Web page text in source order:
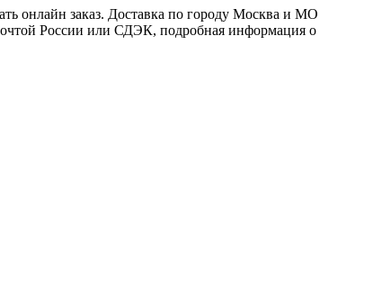
онлайн заказ. Доставка по городу Москва и МО
России или СДЭК, подробная информация о